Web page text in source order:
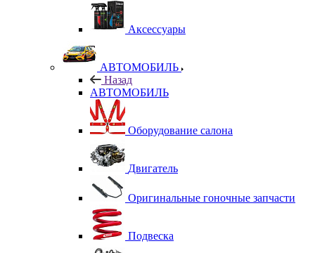
Аксессуары
АВТОМОБИЛЬ
Назад
АВТОМОБИЛЬ
Оборудование салона
Двигатель
Оригинальные гоночные запчасти
Подвеска